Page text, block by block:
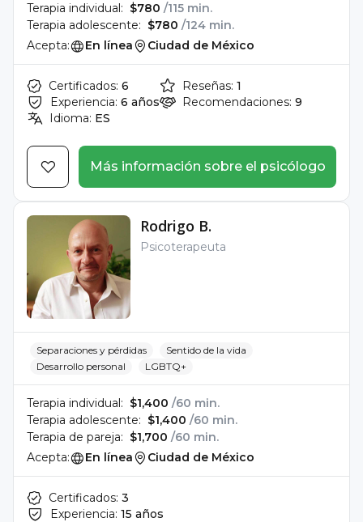
Terapia individual: $780 /115 min.
Terapia adolescente: $780 /124 min.
Acepta:
En línea Ciudad de México
Certificados: 6
Experiencia: 6 años
Idioma: ES
Reseñas: 1
Recomendaciones: 9
Más información sobre el psicólogo
Rodrigo B.
Psicoterapeuta
Separaciones y pérdidas
Sentido de la vida
Desarrollo personal
LGBTQ+
Terapia individual: $1,400 /60 min.
Terapia adolescente: $1,400 /60 min.
Terapia de pareja: $1,700 /60 min.
Acepta:
En línea Ciudad de México
Certificados: 3
Experiencia: 15 años